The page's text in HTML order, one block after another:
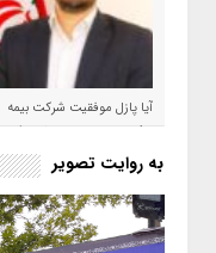
آیا پازل موفقیت شرکت بیمه
حکمت صبا در
شود؟!
به روایت تصویر